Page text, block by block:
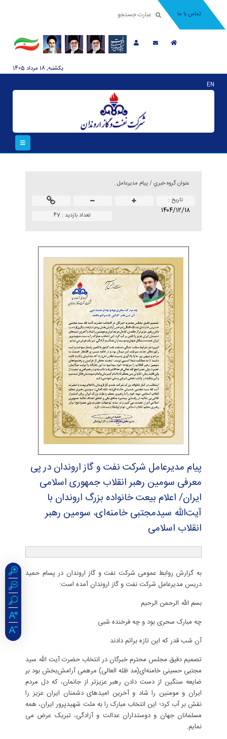
تماس با ما
يکشنبه, 18 مرداد 1405
EN
عنوان گروه خبري /پیام مدیرعامل .
تاريخ :
۱۴۰۴/۱۲/۱۸ تعداد بازدید :47
پیام مدیرعامل شركت نفت و گاز اروندان در پی
معرفی سومین رهبر انقلاب جمهوری اسلامی
ایران/ اعلام بیعت خانواده بزرگ اروندان با
آیت‌الله سیدمجتبی خامنه‌ای، سومین رهبر
انقلاب اسلامی
به گزارش روابط عمومی شرکت نفت و گاز اروندان در پسام حمید
دریس مدیرعامل شرکت نفت و گاز اروندان آمده است:
بسم الله الرحمن الرحیم
چه مبارک سحری بود و چه فرخنده شبی
آن شب قدر که این تازه براتم دادند
تصمیم دقیق مجلس محترم خبرگان در انتخاب حضرت آیت الله سید
مجتبی حسینی خامنه‌ای(مد ظله العالی) مرهمی آرامش‌بخش بود بر
ضایعه سنگین از دست دادن رهبر عزیزتر از جانمان، که دل مردم
ایران و مومنین را شاد و آخرین امیدهای دشمنان ایران عزیز را
نقش بر آب کرد؛ این انتخاب مبارک را به ملت شهیدپرور ایران، همه
مسلمانان جهان و دوستداران عدالت و آزادگی، تبریک عرض می
نمایم.